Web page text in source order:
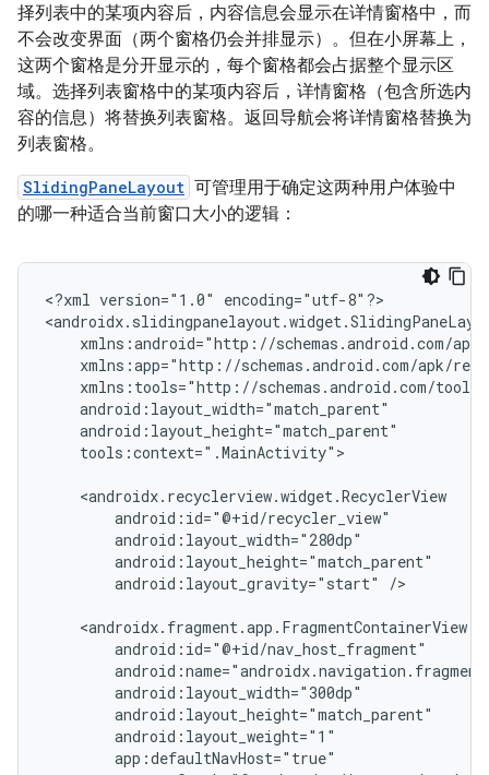
择列表中的某项内容后，内容信息会显示在详情窗格中，而
不会改变界面（两个窗格仍会并排显示）。但在小屏幕上，
这两个窗格是分开显示的，每个窗格都会占据整个显示区
域。选择列表窗格中的某项内容后，详情窗格（包含所选内
容的信息）将替换列表窗格。返回导航会将详情窗格替换为
列表窗格。
SlidingPaneLayout 可管理用于确定这两种用户体验中
的哪一种适合当前窗口大小的逻辑：
<?xml version="1.0" encoding="utf-8"?>
tools:context=".MainActivity">
android:layout_gravity="start"
/>